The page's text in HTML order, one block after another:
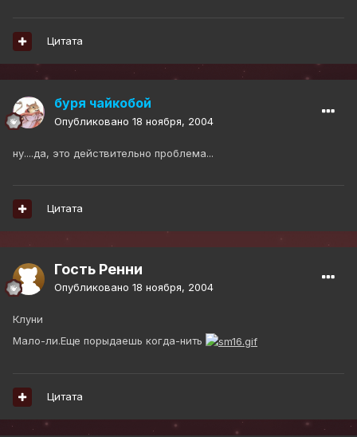
Цитата
буря чайкобой
Опубликовано 18 ноября, 2004
ну....да, это действительно проблема...
Цитата
Гость Ренни
Опубликовано 18 ноября, 2004
Клуни
Мало-ли.Еще порыдаешь когда-нить
Цитата